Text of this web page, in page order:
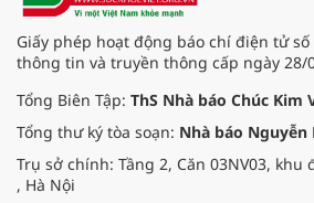
suốt có ý
trọng trong
quốc gia,
Giấy phép hoạt động báo chí điện tử số
thông tin và truyền thông cấp ngày 28/
Tổng Biên Tập: ThS Nhà báo Chúc Kim
Tổng thư ký tòa soạn: Nhà báo Nguyễn
Trụ sở chính: Tầng 2, Căn 03NV03, khu
, Hà Nội